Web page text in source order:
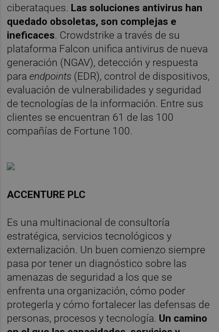
ciberataques. Las soluciones antivirus han
quedado obsoletas, son complejas e
ineficaces. Crowdstrike a través de su
plataforma Falcon unifica antivirus de nueva
generación (NGAV), detección y respuesta
paraendpoints (EDR), control de dispositivos,
evaluación de vulnerabilidades y seguridad
de tecnologías de la información. Entre sus
clientes se encuentran 61 de las 100
compañías de Fortune 100.
ACCENTURE PLC
Es una multinacional de consultoría
estratégica, servicios tecnológicos y
externalización. Un buen comienzo siempre
pasa por tener un diagnóstico sobre las
amenazas de seguridad a los que se
enfrenta una organización, cómo poder
protegerla y cómo fortalecer las defensas de
personas, procesos y tecnología. Un camino